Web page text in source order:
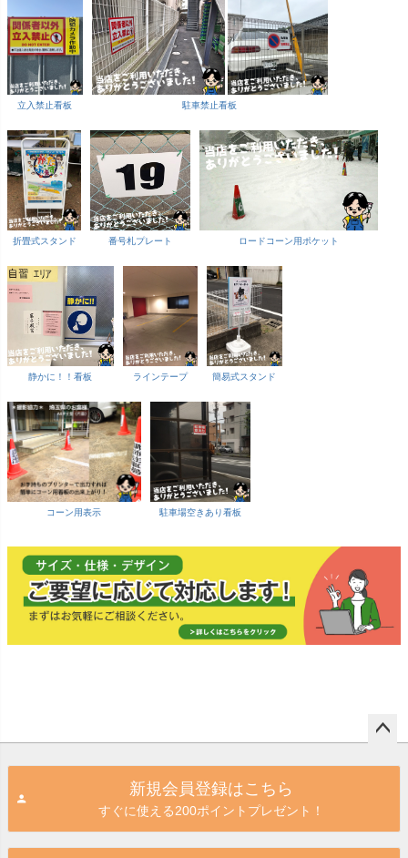
立入禁止看板 駐車禁止看板
折畳式スタンド 番号札プレート ロードコーン用ポケット
静かに！！看板 ラインテープ 簡易式スタンド
コーン用表示 駐車場空きあり看板
新規会員登録はこちら
すぐに使える200ポイントプレゼント！